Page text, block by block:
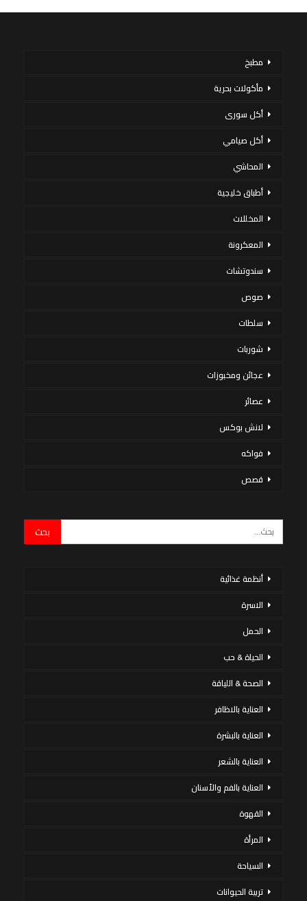
مطبخ
مأكولات بحرية
أكل سورى
أكل صيامي
المحاشي
أطباق خليجية
المخللات
المعكرونة
سندوتشات
صوص
سلطات
شوربات
عجائن ومخبوزات
عصائر
لانش بوكس
فواكه
قصص
أنظمة غذائية
الاسرة
الحمل
الحياة & حب
الصحة & اللياقة
العناية بالاظافر
العناية بالبشرة
العناية بالشعر
العناية بالفم والأسنان
القهوة
المرأة
السياحة
تربية الحيوانات